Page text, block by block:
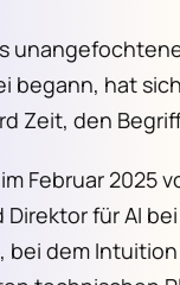
begann, hat
Zeit, den
Februar 2025
für AI
bei dem